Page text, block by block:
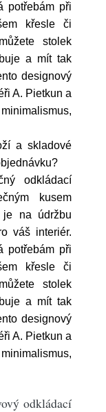
potřebám při
křesle či
stolek
a mít tak
designový
A. Pietkun a
a skladové
odkládací
kusem
je na údržbu
váš interiér.
potřebám při
křesle či
stolek
a mít tak
designový
A. Pietkun a
odkládací